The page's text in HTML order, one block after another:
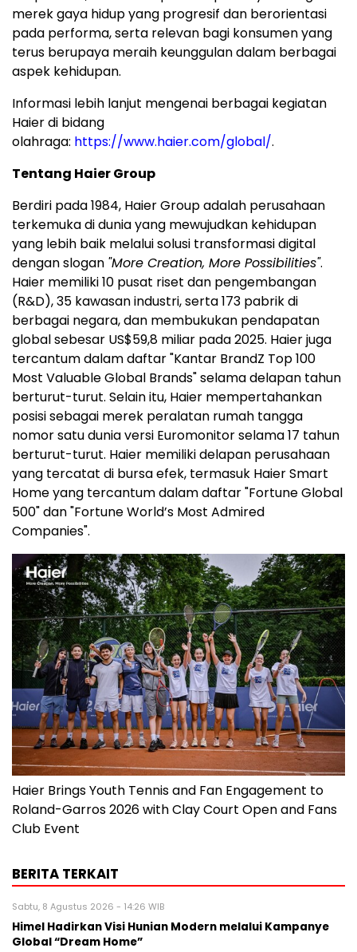
merek gaya hidup yang progresif dan berorientasi
pada performa, serta relevan bagi konsumen yang
terus berupaya meraih keunggulan dalam berbagai
aspek kehidupan.
Informasi lebih lanjut mengenai berbagai kegiatan
Haier di bidang
olahraga: https://www.haier.com/global/.
Tentang Haier Group
Berdiri pada 1984, Haier Group adalah perusahaan
terkemuka di dunia yang mewujudkan kehidupan
yang lebih baik melalui solusi transformasi digital
dengan slogan "More Creation, More Possibilities".
Haier memiliki 10 pusat riset dan pengembangan
(R&D), 35 kawasan industri, serta 173 pabrik di
berbagai negara, dan membukukan pendapatan
global sebesar US$59,8 miliar pada 2025. Haier juga
tercantum dalam daftar "Kantar BrandZ Top 100
Most Valuable Global Brands" selama delapan tahun
berturut-turut. Selain itu, Haier mempertahankan
posisi sebagai merek peralatan rumah tangga
nomor satu dunia versi Euromonitor selama 17 tahun
berturut-turut. Haier memiliki delapan perusahaan
yang tercatat di bursa efek, termasuk Haier Smart
Home yang tercantum dalam daftar "Fortune Global
500" dan "Fortune World’s Most Admired
Companies".
Haier Brings Youth Tennis and Fan Engagement to
Roland-Garros 2026 with Clay Court Open and Fans
Club Event
BERITA TERKAIT
Sabtu, 8 Agustus 2026 - 14:26 WIB
Himel Hadirkan Visi Hunian Modern melalui Kampanye
Global “Dream Home”